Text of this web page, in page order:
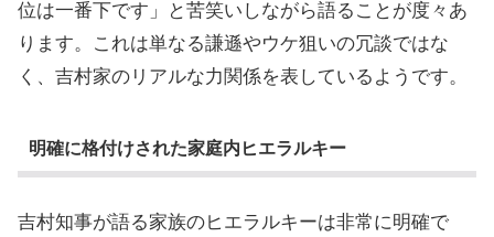
位は一番下です」と苦笑いしながら語ることが度々あ
ります。これは単なる謙遜やウケ狙いの冗談ではな
く、吉村家のリアルな力関係を表しているようです。
明確に格付けされた家庭内ヒエラルキー
吉村知事が語る家族のヒエラルキーは非常に明確で